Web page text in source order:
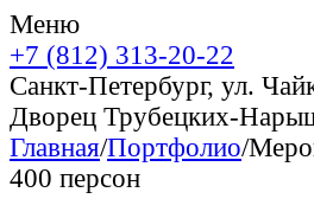
Меню
+7 (812) 313-20-22
Санкт-Петербург, ул.
Дворец Трубецких-
Главная/Портфолио/
400 персон